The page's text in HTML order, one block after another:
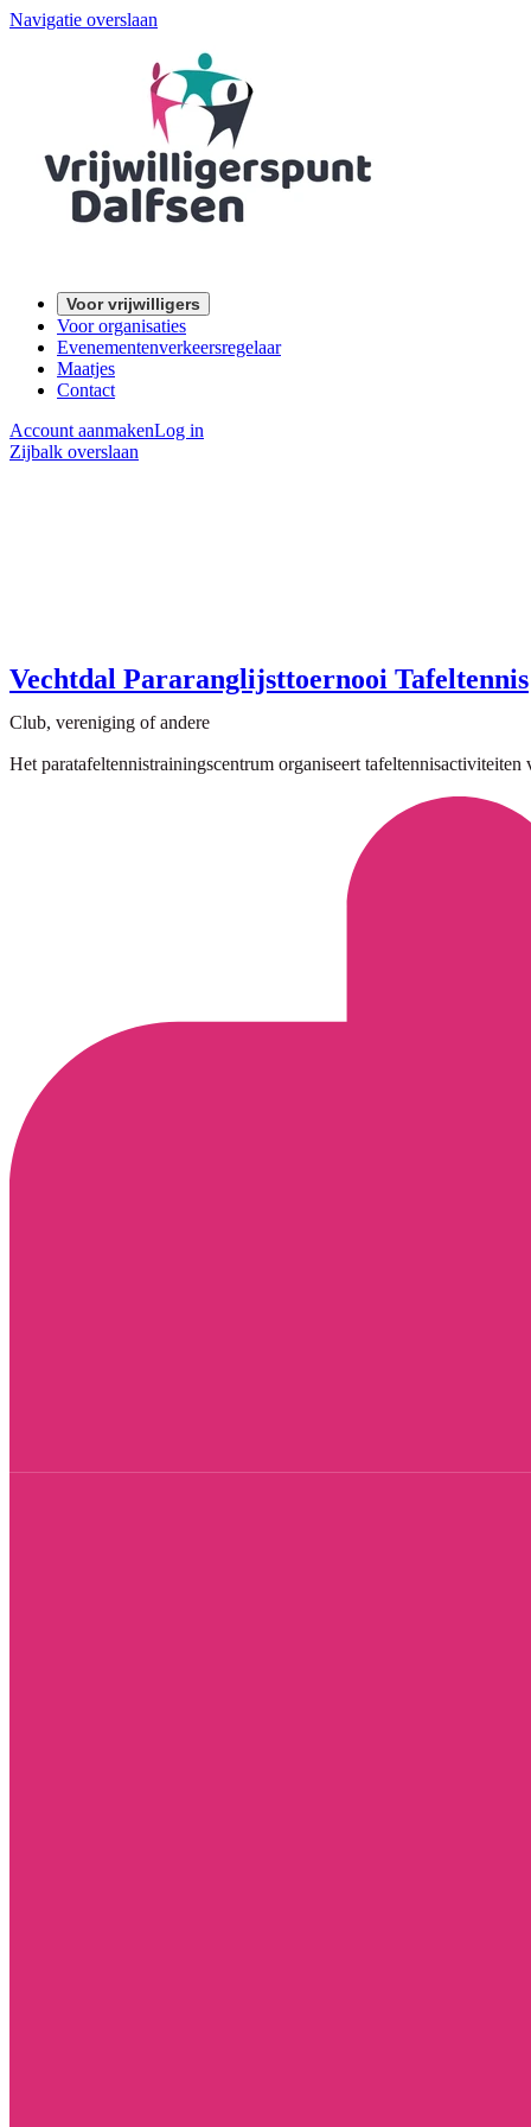
Navigatie overslaan
Voor vrijwilligers
Voor organisaties
Evenementenverkeersregelaar
Maatjes
Contact
Account aanmakenLog in
Zijbalk overslaan
Vechtdal Pararanglijsttoernooi Tafeltennis
Club, vereniging of andere
Het paratafeltennistrainingscentrum organiseert